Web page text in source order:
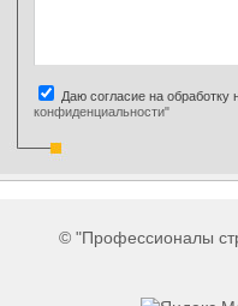
Даю согласие на
конфиденциальности"
© "Профессионалы